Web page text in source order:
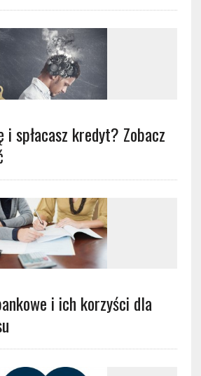
i spłacasz kredyt? Zobacz
i ich korzyści dla